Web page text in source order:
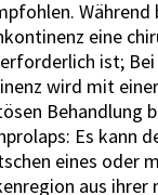
Während
eine
ist;
wird mit einer
Behandlung
Es kann
eines oder
aus ihrer